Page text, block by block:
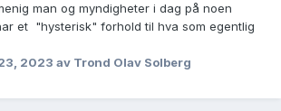
man og myndigheter i dag på noen
et "hysterisk" forhold til hva som egentlig
2023 av Trond Olav Solberg